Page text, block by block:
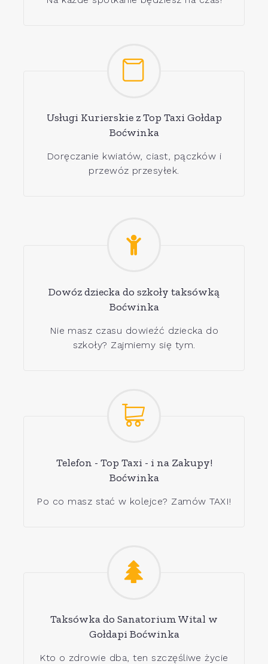
Usługi Kurierskie z Top Taxi Gołdap
Boćwinka
Doręczanie kwiatów, ciast, pączków i
przewóz przesyłek.
Dowóz dziecka do szkoły taksówką
Boćwinka
Nie masz czasu dowieźć dziecka do
szkoły? Zajmiemy się tym.
Telefon - Top Taxi - i na Zakupy!
Boćwinka
Po co masz stać w kolejce? Zamów TAXI!
Taksówka do Sanatorium Wital w
Gołdapi Boćwinka
Kto o zdrowie dba, ten szczęśliwe życie